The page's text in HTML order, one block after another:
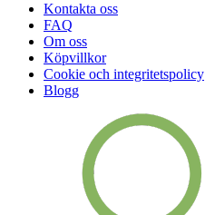
Kontakta oss
FAQ
Om oss
Köpvillkor
Cookie och integritetspolicy
Blogg